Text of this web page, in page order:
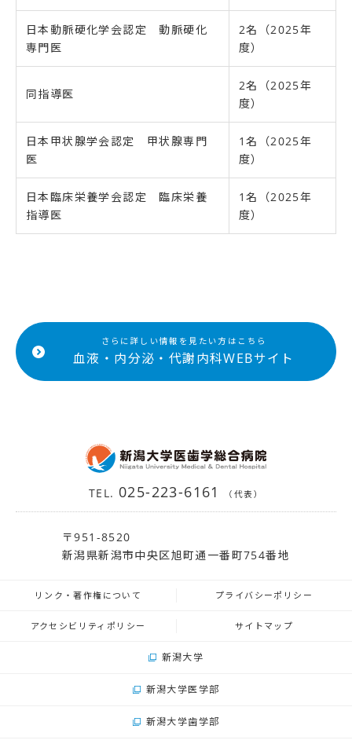
日本動脈硬化学会認定 動脈硬化
専門医
2名（2025年
度）
同指導医
2名（2025年
度）
日本甲状腺学会認定 甲状腺専門
医
1名（2025年
度）
日本臨床栄養学会認定 臨床栄養
指導医
1名（2025年
度）
さらに詳しい情報を見たい方はこちら
血液・内分泌・代謝内科WEBサイト
TEL. 025-223-6161 （代表）
〒951-8520
新潟県新潟市中央区旭町通一番町754番地
リンク・著作権について プライバシーポリシー
アクセシビリティポリシー サイトマップ
新潟大学
新潟大学医学部
新潟大学歯学部